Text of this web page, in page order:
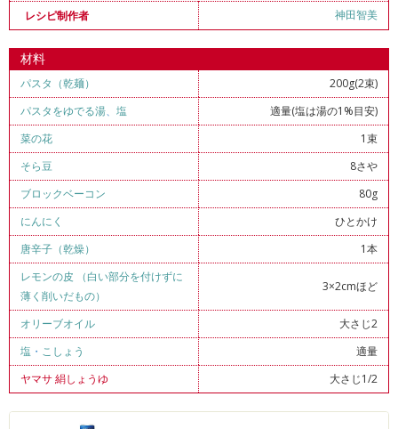
レシピ制作者
神田智美
材料
パスタ（乾麺）
200g(2束)
パスタをゆでる湯、 塩
適量(塩は湯の1%目安)
菜の花
1束
そら豆
8さや
ブロックベーコン
80g
にんにく
ひとかけ
唐辛子（乾燥）
1本
レモンの皮 （白い部分を付けずに
薄く削いだもの）
3×2cmほど
オリーブオイル
大さじ2
塩 ・ こしょう
適量
ヤマサ 絹しょうゆ
大さじ1/2